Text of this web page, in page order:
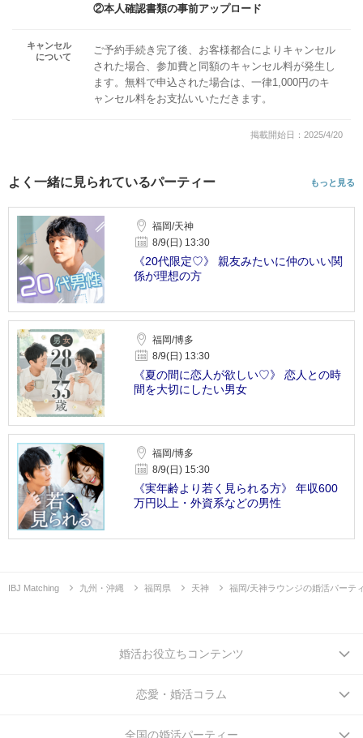
②本人確認書類の事前アップロード
キャンセル
について
ご予約手続き完了後、お客様都合によりキャンセル
された場合、参加費と同額のキャンセル料が発生し
ます。無料で申込された場合は、一律1,000円のキ
ャンセル料をお支払いいただきます。
掲載開始日：2025/4/20
よく一緒に見られているパーティー もっと見る
福岡/天神
8/9(日) 13:30
《20代限定♡》 親友みたいに仲のいい関
係が理想の方
福岡/博多
8/9(日) 13:30
《夏の間に恋人が欲しい♡》 恋人との時
間を大切にしたい男女
福岡/博多
8/9(日) 15:30
《実年齢より若く見られる方》 年収600
万円以上・外資系などの男性
IBJ Matching 九州・沖縄 福岡県 天神 福岡/天神ラウンジの婚活パーテ
婚活お役立ちコンテンツ
恋愛・婚活コラム
全国の婚活パーティー